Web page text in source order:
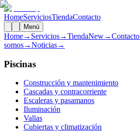
HomeServiciosTiendaContacto
Menú
Home→ Servicios→TiendaNew→Contacto
somos→Noticias→
Piscinas
Construcción y mantenimiento
Cascadas y contracorriente
Escaleras y pasamanos
Iluminación
Vallas
Cubiertas y climatización